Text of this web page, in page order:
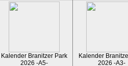
Kalender Branitzer Park
2026 -A5-
Kalender
2026 -A3-